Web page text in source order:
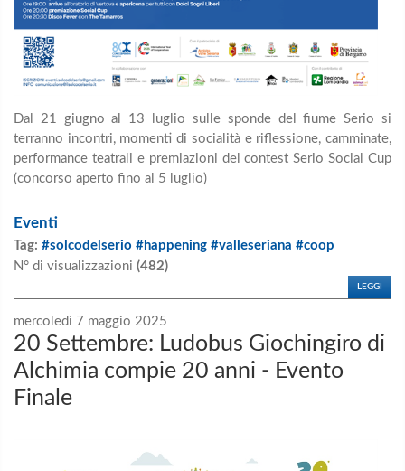
Dal 21 giugno al 13 luglio sulle sponde del fiume Serio si
terranno incontri, momenti di socialità e riflessione, camminate,
performance teatrali e premiazioni del contest Serio Social Cup
(concorso aperto fino al 5 luglio)
Eventi
Tag: #solcodelserio #happening #valleseriana #coop
N° di visualizzazioni (482)
LEGGI
mercoledì 7 maggio 2025
20 Settembre: Ludobus Giochingiro di
Alchimia compie 20 anni - Evento
Finale